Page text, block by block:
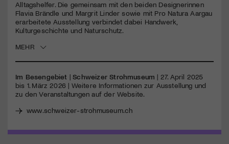
Alltagshelfer. Die gemeinsam mit den beiden Designerinnen
Flavia Brändle und Margrit Linder sowie mit Pro Natura Aargau
erarbeitete Ausstellung verbindet dabei Handwerk,
Kulturgeschichte und Naturschutz.
MEHR
Im Besengebiet |Schweizer Strohmuseum | 27. April 2025
bis 1. März 2026 | Weitere Informationen zur Ausstellung und
zu den Veranstaltungen auf der Website.
www.schweizer-strohmuseum.ch